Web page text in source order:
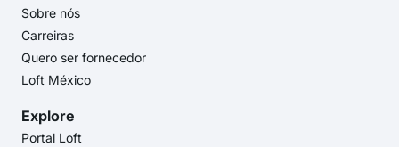
Sobre nós
Carreiras
Quero ser fornecedor
Loft México
Explore
Portal Loft